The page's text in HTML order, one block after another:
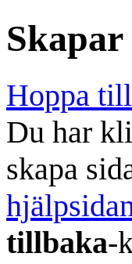
Skapar
Hoppa
Du har
skapa
tillbaka-